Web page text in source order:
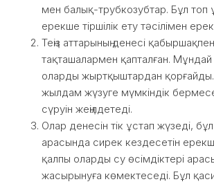
мен балық-трубкозубтар. Бұл топ
ерекше тіршілік ету тәсілімен
Теңіз аттарының денесі
тақташалармен қапталған.
оларды жыртқыштардан
жылдам жүзуге мүмкіндік
сүруін жеңілдетеді.
Олар денесін тік ұстап жүзеді,
арасында сирек кездесетін
қалпы оларды су өсімдіктері
жасырынуға көмектеседі. Бұл